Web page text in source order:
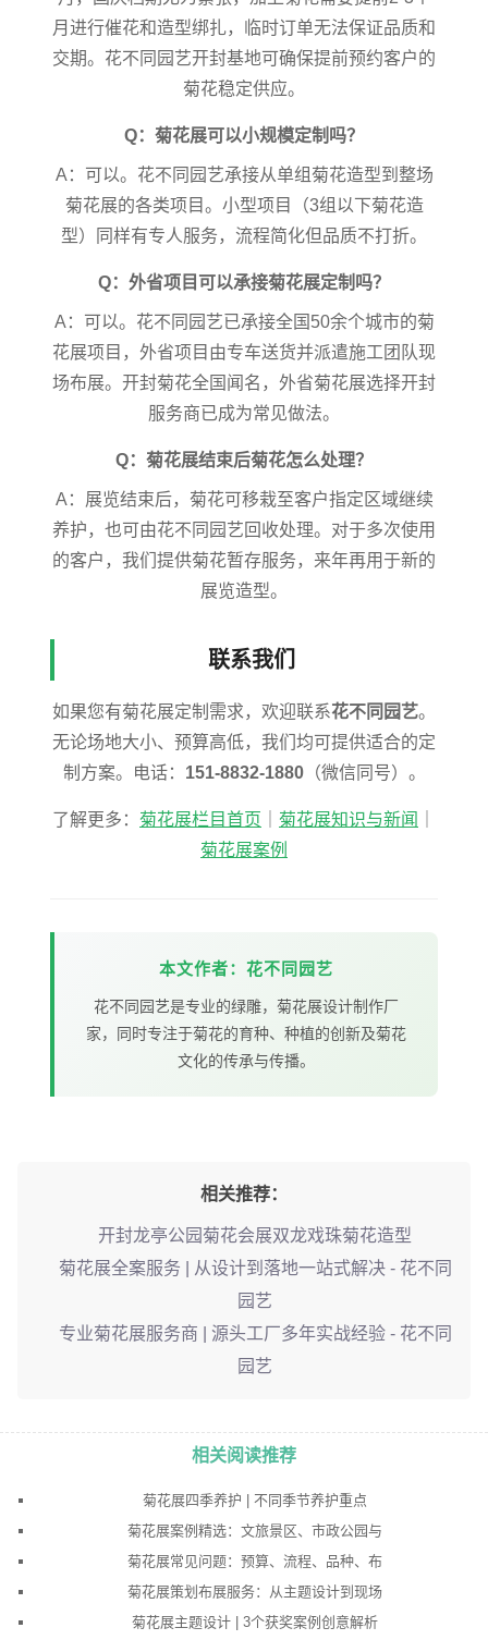
月进行催花和造型绑扎，临时订单无法保证品质和
交期。花不同园艺开封基地可确保提前预约客户的
菊花稳定供应。
Q：菊花展可以小规模定制吗？
A：可以。花不同园艺承接从单组菊花造型到整场
菊花展的各类项目。小型项目（3组以下菊花造
型）同样有专人服务，流程简化但品质不打折。
Q：外省项目可以承接菊花展定制吗？
A：可以。花不同园艺已承接全国50余个城市的菊
花展项目，外省项目由专车送货并派遣施工团队现
场布展。开封菊花全国闻名，外省菊花展选择开封
服务商已成为常见做法。
Q：菊花展结束后菊花怎么处理？
A：展览结束后，菊花可移栽至客户指定区域继续
养护，也可由花不同园艺回收处理。对于多次使用
的客户，我们提供菊花暂存服务，来年再用于新的
展览造型。
联系我们
如果您有菊花展定制需求，欢迎联系花不同园艺。
无论场地大小、预算高低，我们均可提供适合的定
制方案。电话： 151-8832-1880（微信同号）。
了解更多： 菊花展栏目首页 菊花展知识与新闻
菊花展案例
本文作者：花不同园艺
花不同园艺是专业的绿雕，菊花展设计制作厂
家，同时专注于菊花的育种、种植的创新及菊花
文化的传承与传播。
相关推荐：
开封龙亭公园菊花会展双龙戏珠菊花造型
菊花展全案服务 | 从设计到落地一站式解决 - 花不同
园艺
专业菊花展服务商 | 源头工厂多年实战经验 - 花不同
园艺
相关阅读推荐
菊花展四季养护 | 不同季节养护重点
菊花展案例精选：文旅景区、市政公园与
菊花展常见问题：预算、流程、品种、布
菊花展策划布展服务：从主题设计到现场
菊花展主题设计 | 3个获奖案例创意解析